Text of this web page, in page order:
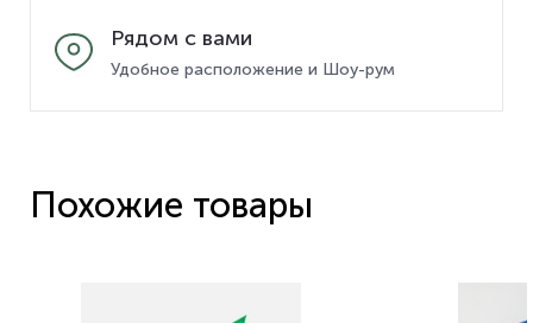
Рядом с вами
Удобное расположение и Шоу-рум
Похожие товары